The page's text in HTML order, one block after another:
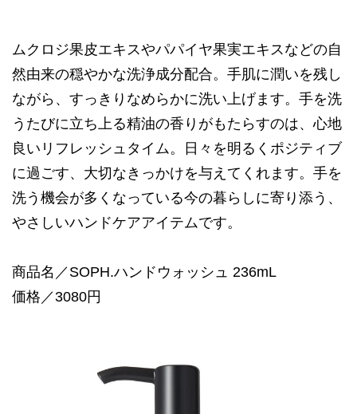
ムクロジ果皮エキスやパパイヤ果実エキスなどの自
然由来の穏やかな洗浄成分配合。手肌に潤いを残し
ながら、すっきりなめらかに洗い上げます。手を洗
うたびに立ち上る精油の香りがもたらすのは、心地
良いリフレッシュタイム。日々を明るくポジティブ
に過ごす、大切なきっかけを与えてくれます。手を
洗う機会が多くなっている今の暮らしに寄り添う、
やさしいハンドケアアイテムです。
商品名／SOPH.ハンドウォッシュ 236mL
価格／3080円